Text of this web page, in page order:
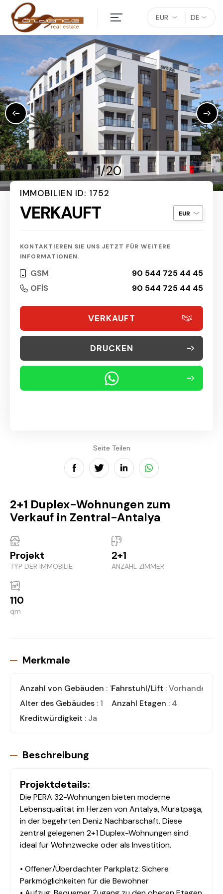
DE
EUR
1/20
IMMOBILIEN ID: 1752
VERKAUFT
KONTAKTIEREN SIE UNS JETZT FÜR WEITERE
INFORMATIONEN.
GSM
90 544 725 44 45
OFİS
90 544 725 44 45
VERKAUFT
DRUCKEN
Seite Teilen
2+1 Duplex-Wohnungen zum
Verkauf in Zentral-Antalya
Projekt
TYP DER IMMOBILIE
2+1
ANZAHL ZIMMER
110
qm
Merkmale
Anzahl von Gebäuden : 1Fahrstuhl/Lift : Vorhanden
Alter des Gebäudes : 1 Anzahl Etagen : 4
Kreditwürdigkeit : Ja
Beschreibung
Projektdetails:
Die PERA 32-Wohnungen bieten moderne
Lebensqualität im Herzen von Antalya, Muratpaşa,
in der begehrten Deniz Nachbarschaft. Diese
zentral gelegenen 2+1 Duplex-Wohnungen sind
ideal für Wohnzwecke oder als Investition.
• Offener/Überdachter Parkplatz: Sichere
Parkmöglichkeiten für die Bewohner